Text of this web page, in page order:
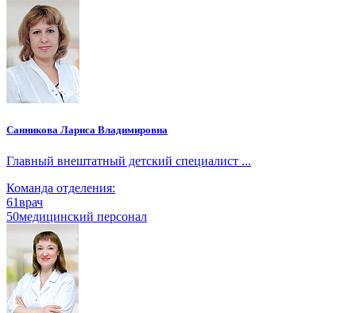
Санникова Лариса Владимировна
Главный внештатный детский специалист ...
Команда отделения:
61врач
50медицинский персонал